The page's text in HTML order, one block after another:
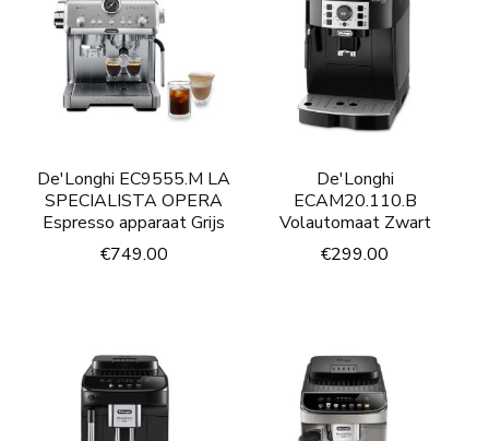
De'Longhi EC9555.M LA
SPECIALISTA OPERA
Espresso apparaat Grijs
€749.00
De'Longhi
ECAM20.110.B
Volautomaat Zwart
€299.00